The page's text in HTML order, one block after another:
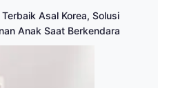
Asal Korea, Solusi
Anak Saat Berkendara